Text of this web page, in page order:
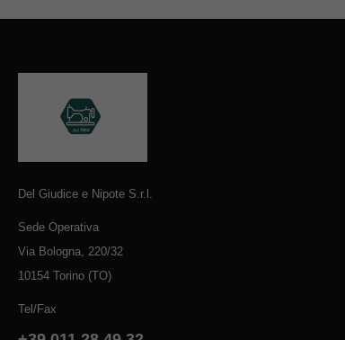
Del Giudice e Nipote S.r.l.
Sede Operativa
Via Bologna, 220/32
10154 Torino (TO)
Tel/Fax